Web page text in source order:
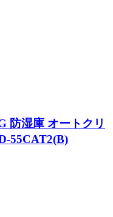
防湿庫 オートクリ
55CAT2(B)